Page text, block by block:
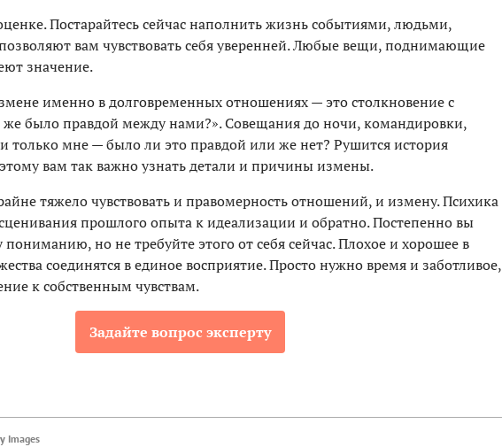
Постарайтесь сейчас наполнить жизнь событиями, людьми,
вам чувствовать себя уверенней. Любые вещи, поднимающие
значение.
именно в долговременных отношениях — это столкновение с
было правдой между нами?». Совещания до ночи, командировки,
только мне — было ли это правдой или же нет? Рушится история
вам так важно узнать детали и причины измены.
тяжело чувствовать и правомерность отношений, и измену. Психика
прошлого опыта к идеализации и обратно. Постепенно вы
пониманию, но не требуйте этого от себя сейчас. Плохое и хорошее в
соединятся в единое восприятие. Просто нужно время и заботливое,
к собственным чувствам.
Задайте вопрос эксперту
Images